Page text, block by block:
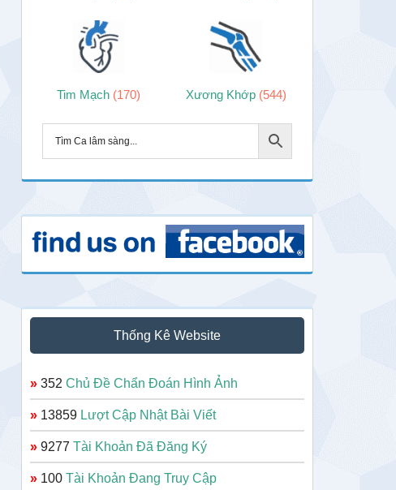
Tim Mạch (170) Xương Khớp (544)
Thống Kê Website
» 352 Chủ Đề Chẩn Đoán Hình Ảnh
» 13859 Lượt Cập Nhật Bài Viết
» 9277 Tài Khoản Đã Đăng Ký
» 100 Tài Khoản Đang Truy Cập